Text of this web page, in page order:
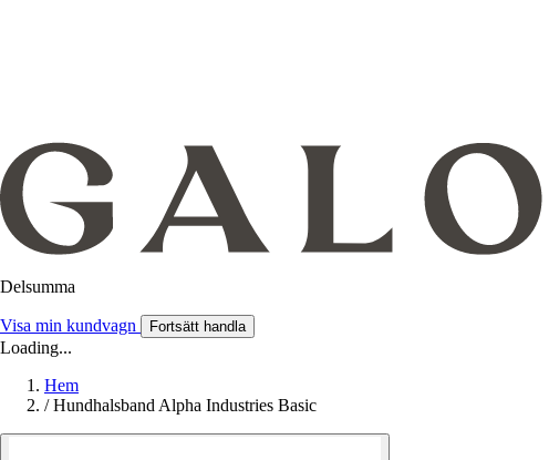
Delsumma
Visa min kundvagn Fortsätt handla
Loading...
Hem
/ Hundhalsband Alpha Industries Basic